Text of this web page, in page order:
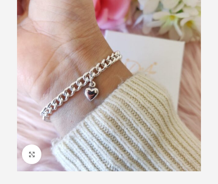
Click to enlarge